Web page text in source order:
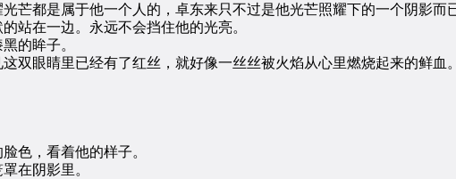
都是属于他一个人的，卓东来只不过是他光芒照耀下的一个阴影而
在一边。永远不会挡住他的光亮。
的眸子。
眼睛里已经有了红丝，就好像一丝丝被火焰从心里燃烧起来的鲜血
色，看着他的样子。
在阴影里。